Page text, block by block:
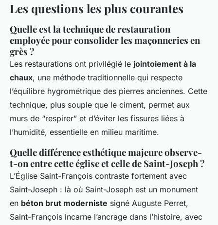
Les questions les plus courantes
Quelle est la technique de restauration
employée pour consolider les maçonneries en
grès ?
Les restaurations ont privilégié le jointoiement à la
chaux, une méthode traditionnelle qui respecte
l’équilibre hygrométrique des pierres anciennes. Cette
technique, plus souple que le ciment, permet aux
murs de “respirer” et d’éviter les fissures liées à
l’humidité, essentielle en milieu maritime.
Quelle différence esthétique majeure observe-
t-on entre cette église et celle de Saint-Joseph ?
L’Église Saint-François contraste fortement avec
Saint-Joseph : là où Saint-Joseph est un monument
en béton brut moderniste signé Auguste Perret,
Saint-François incarne l’ancrage dans l’histoire, avec